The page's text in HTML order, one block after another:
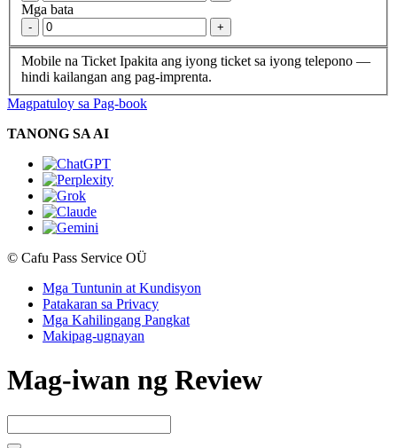
Mga bata
- +
Mobile na Ticket Ipakita ang iyong ticket sa iyong telepono —
hindi kailangan ang pag-imprenta.
Magpatuloy sa Pag-book
TANONG SA AI
© Cafu Pass Service OÜ
Mga Tuntunin at Kundisyon
Patakaran sa Privacy
Mga Kahilingang Pangkat
Makipag-ugnayan
Mag-iwan ng Review